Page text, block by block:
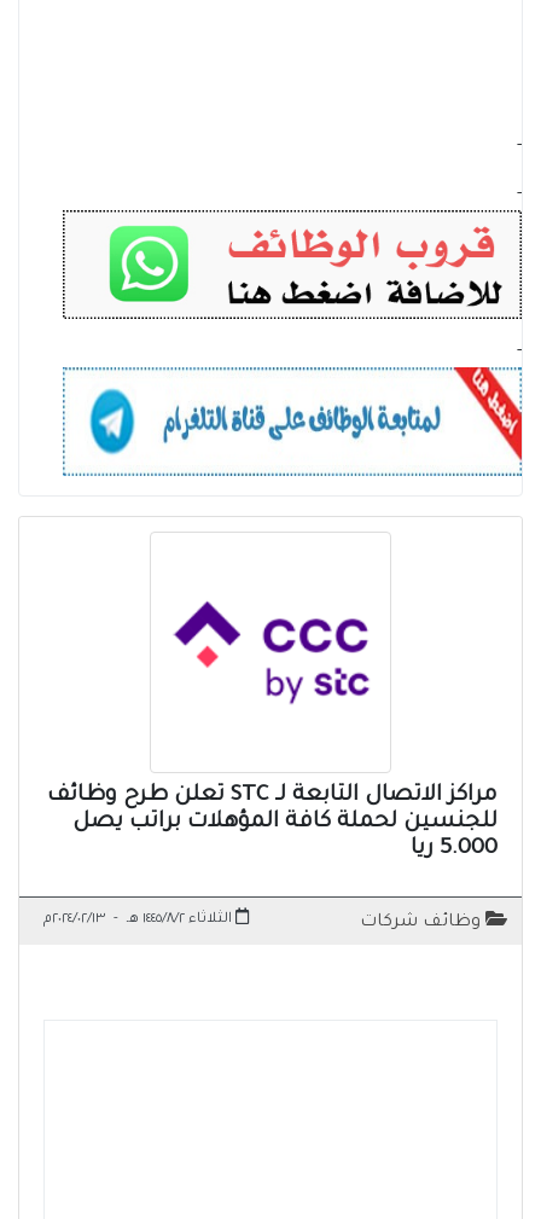
-
-
-
مراكز الاتصال التابعة لـ STC تعلن طرح وظائف
للجنسين لحملة كافة المؤهلات براتب يصل
5.000 ريا
وظائف شركات الثلاثاء ١٤٤٥/٨/٢ هـ - ٢٠٢٤/٠٢/١٣م